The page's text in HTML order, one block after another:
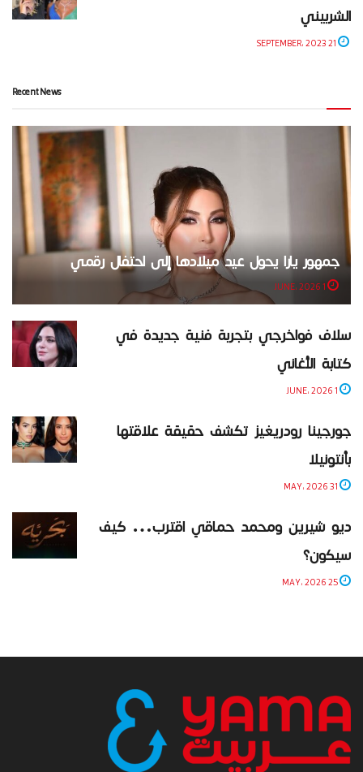
الشربيني
Recent News
جمهور يارا يحول عيد ميلادها إلى احتفال رقمي
سلاف فواخرجي بتجربة فنية جديدة في
كتابة الأغاني
جورجينا رودريغيز تكشف حقيقة علاقتها
بأنتونيلا
ديو شيرين ومحمد حماقي اقترب… كيف
سيكون؟